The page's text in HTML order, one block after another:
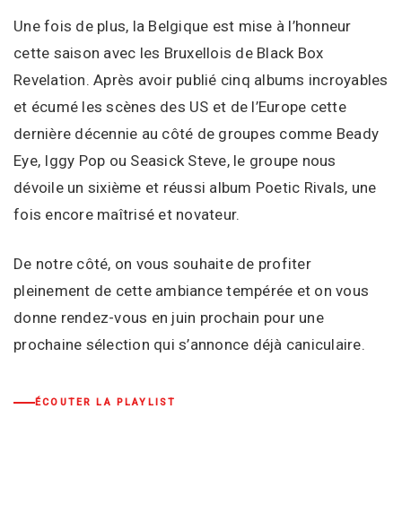
Une fois de plus, la Belgique est mise à l’honneur
cette saison avec les Bruxellois de Black Box
Revelation. Après avoir publié cinq albums incroyables
et écumé les scènes des US et de l’Europe cette
dernière décennie au côté de groupes comme Beady
Eye, Iggy Pop ou Seasick Steve, le groupe nous
dévoile un sixième et réussi album Poetic Rivals, une
fois encore maîtrisé et novateur.
De notre côté, on vous souhaite de profiter
pleinement de cette ambiance tempérée et on vous
donne rendez-vous en juin prochain pour une
prochaine sélection qui s’annonce déjà caniculaire.
ÉCOUTER LA PLAYLIST